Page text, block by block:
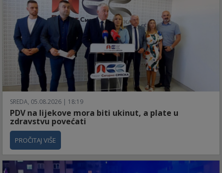
SREDA, 05.08.2026 | 18:19
PDV na lijekove mora biti ukinut, a plate u
zdravstvu povećati
PROČITAJ VIŠE